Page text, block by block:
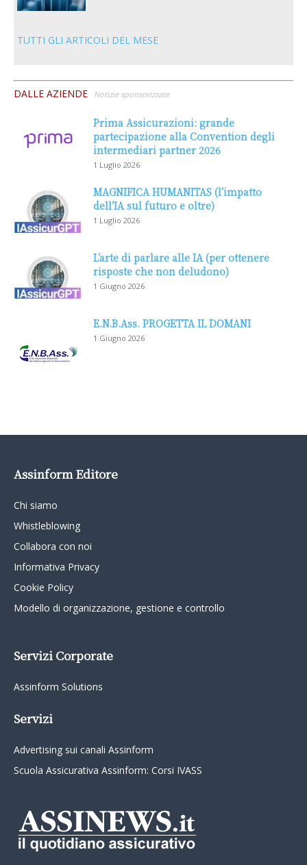
TUTTI GLI ARTICOLI DEL MESE
DALLE AZIENDE Notizie sponsorizzate
Prima Assicurazioni: grande
partecipazione alla Convention degli
intermediari partner 2026
1 Luglio 2026
MAGNIFICA HUMANITAS (l’impatto
dell’IA sul futuro e oltre)
1 Luglio 2026
L’arte di parlare alle IA (per ottenere
risposte che non deludono)
1 Giugno 2026
E.N.B.Ass. PROGETTA IL DOMANI
1 Giugno 2026
Assinform Editore
Chi siamo
Whistleblowing
Collabora con noi
Informativa Privacy
Cookie Policy
Modello di organizzazione, gestione e controllo
Servizi Corporate
Assinform Solutions
Servizi
Advertising sui canali Assinform
Scuola Assicurativa Assinform: Corsi IVASS